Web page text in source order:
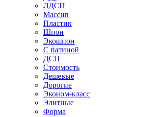
ЛДСП
Массив
Пластик
Шпон
Экошпон
С патиной
ДСП
Стоимость
Дешевые
Дорогие
Эконом-класс
Элитные
Форма